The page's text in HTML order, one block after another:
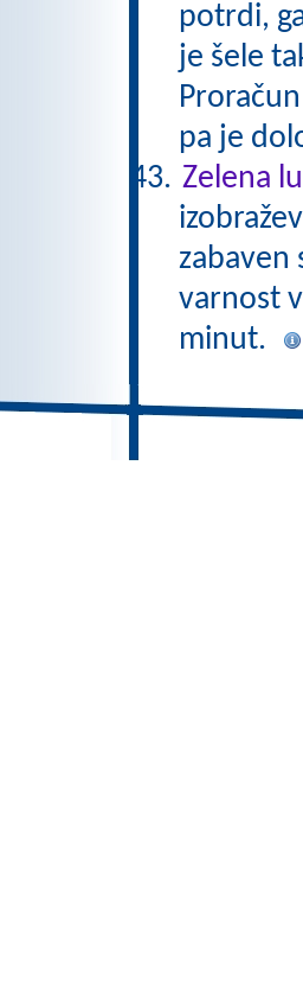
potrdi,
je šele
pa je
Zelena
zabaven
varnost
minut.